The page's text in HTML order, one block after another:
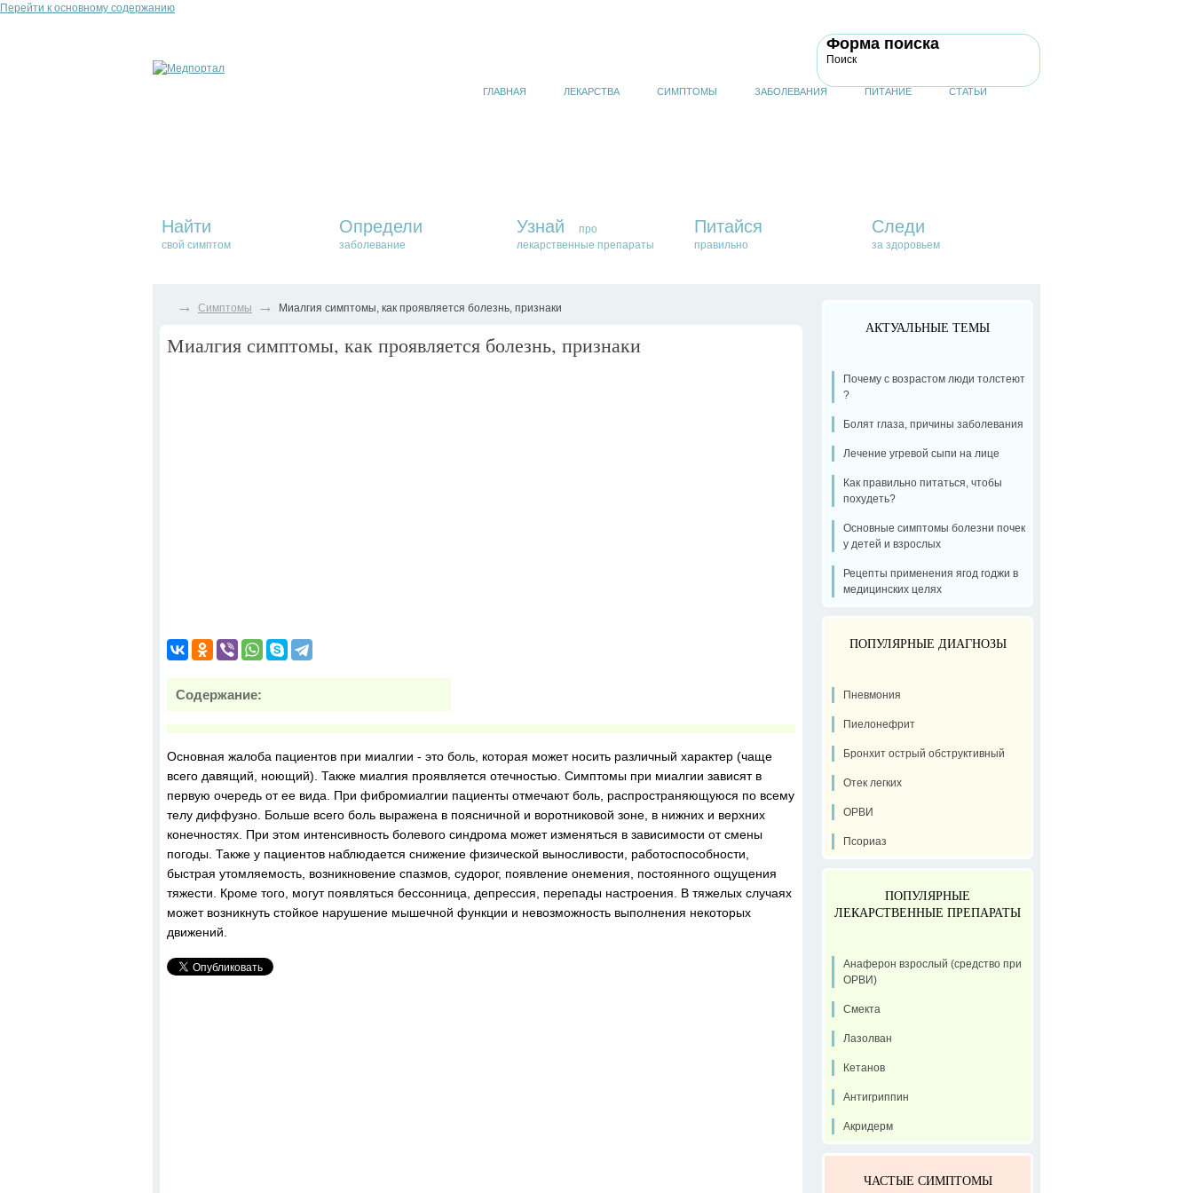
Перейти к основному содержанию
Форма поиска
Поиск
ГЛАВНАЯ ЛЕКАРСТВА СИМПТОМЫ ЗАБОЛЕВАНИЯ ПИТАНИЕ СТАТЬИ
Найти
свой симптом
Определи
заболевание
Узнай
про
лекарственные препараты
Питайся
правильно
Следи
за здоровьем
→ Симптомы → Миалгия симптомы, как проявляется болезнь, признаки
Миалгия симптомы, как проявляется болезнь, признаки
Содержание:
Основная жалоба пациентов при миалгии - это боль, которая может носить различный характер (чаще
всего давящий, ноющий). Также миалгия проявляется отечностью. Симптомы при миалгии зависят в
первую очередь от ее вида. При фибромиалгии пациенты отмечают боль, распространяющуюся по всему
телу диффузно. Больше всего боль выражена в поясничной и воротниковой зоне, в нижних и верхних
конечностях. При этом интенсивность болевого синдрома может изменяться в зависимости от смены
погоды. Также у пациентов наблюдается снижение физической выносливости, работоспособности,
быстрая утомляемость, возникновение спазмов, судорог, появление онемения, постоянного ощущения
тяжести. Кроме того, могут появляться бессонница, депрессия, перепады настроения. В тяжелых случаях
может возникнуть стойкое нарушение мышечной функции и невозможность выполнения некоторых
движений.
АКТУАЛЬНЫЕ ТЕМЫ
Почему с возрастом люди толстеют
?
Болят глаза, причины заболевания
Лечение угревой сыпи на лице
Как правильно питаться, чтобы
похудеть?
Основные симптомы болезни почек
у детей и взрослых
Рецепты применения ягод годжи в
медицинских целях
ПОПУЛЯРНЫЕ ДИАГНОЗЫ
Пневмония
Пиелонефрит
Бронхит острый обструктивный
Отек легких
ОРВИ
Псориаз
ПОПУЛЯРНЫЕ
ЛЕКАРСТВЕННЫЕ ПРЕПАРАТЫ
Анаферон взрослый (средство при
ОРВИ)
Смекта
Лазолван
Кетанов
Антигриппин
Акридерм
ЧАСТЫЕ СИМПТОМЫ